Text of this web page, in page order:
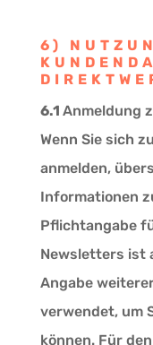
6)
6.1 Anmeldung
Wenn Sie sich
anmelden,
Informationen
Pflichtangabe
Newsletters ist
Angabe
verwendet, um
können. Für